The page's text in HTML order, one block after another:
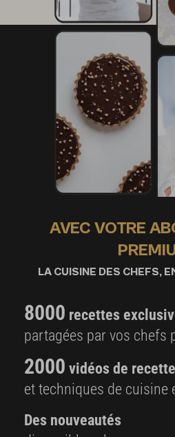
AVEC VOTRE
LA CUISINE DES CHEFS,
8000 recettes
partagées par vos chefs
2000 vidéos de
et techniques de cuisine
Des nouveautés